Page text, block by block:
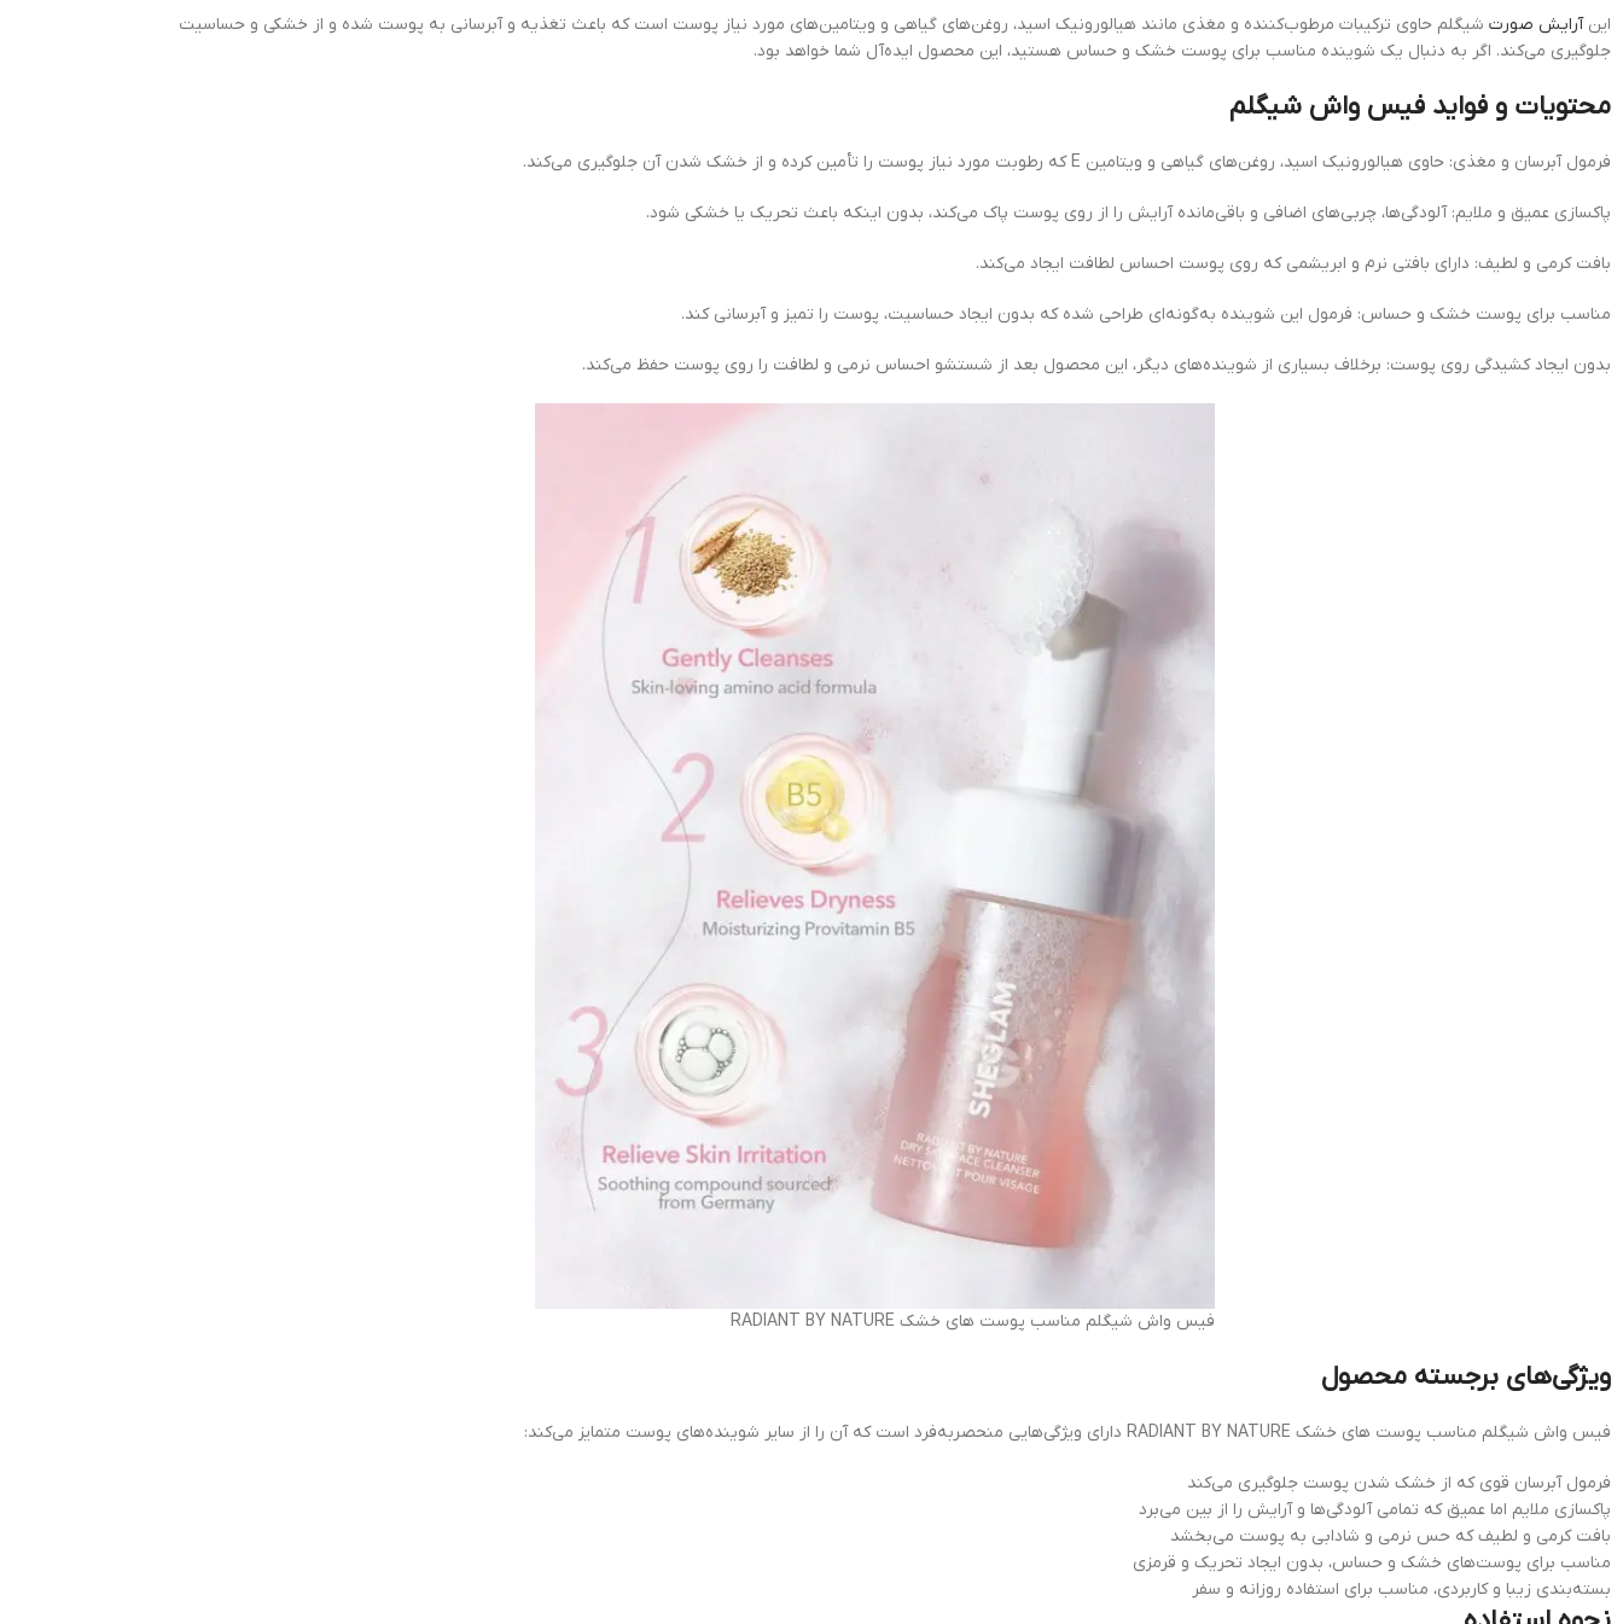
اینآرایش صورت شیگلم حاوی ترکیبات مرطوب‌کننده و مغذی مانند هیالورونیک اسید، روغن‌های گیاهی و ویتامین‌های مورد نیاز پوست است که باعث تغذیه و آبرسانی به پوست شده و از خشکی و حساسیت
جلوگیری می‌کند. اگر به دنبال یک شوینده مناسب برای پوست خشک و حساس هستید، این محصول ایده‌آل شما خواهد بود.
محتویات و فواید فیس واش شیگلم
فرمول آبرسان و مغذی: حاوی هیالورونیک اسید، روغن‌های گیاهی و ویتامین E که رطوبت مورد نیاز پوست را تأمین کرده و از خشک شدن آن جلوگیری می‌کند.
پاکسازی عمیق و ملایم: آلودگی‌ها، چربی‌های اضافی و باقی‌مانده آرایش را از روی پوست پاک می‌کند، بدون اینکه باعث تحریک یا خشکی شود.
بافت کرمی و لطیف: دارای بافتی نرم و ابریشمی که روی پوست احساس لطافت ایجاد می‌کند.
مناسب برای پوست خشک و حساس: فرمول این شوینده به‌گونه‌ای طراحی شده که بدون ایجاد حساسیت، پوست را تمیز و آبرسانی کند.
بدون ایجاد کشیدگی روی پوست: برخلاف بسیاری از شوینده‌های دیگر، این محصول بعد از شستشو احساس نرمی و لطافت را روی پوست حفظ می‌کند.
فیس واش شیگلم مناسب پوست های خشک RADIANT BY NATURE
ویژگی‌های برجسته محصول
فیس واش شیگلم مناسب پوست های خشک RADIANT BY NATURE دارای ویژگی‌هایی منحصربه‌فرد است که آن را از سایر شوینده‌های پوست متمایز می‌کند:
فرمول آبرسان قوی که از خشک شدن پوست جلوگیری می‌کند
پاکسازی ملایم اما عمیق که تمامی آلودگی‌ها و آرایش را از بین می‌برد
بافت کرمی و لطیف که حس نرمی و شادابی به پوست می‌بخشد
مناسب برای پوست‌های خشک و حساس، بدون ایجاد تحریک و قرمزی
بسته‌بندی زیبا و کاربردی، مناسب برای استفاده روزانه و سفر